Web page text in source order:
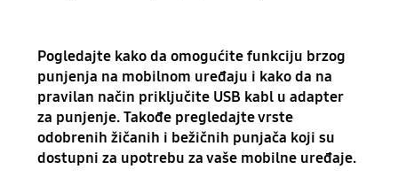
Pogledajte kako da omogućite funkciju brzog
punjenja na mobilnom uređaju i kako da na
pravilan način priključite USB kabl u adapter
za punjenje. Takođe pregledajte vrste
odobrenih žičanih i bežičnih punjača koji su
dostupni za upotrebu za vaše mobilne uređaje.